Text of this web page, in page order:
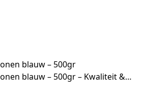
blauw – 500gr
blauw – 500gr – Kwaliteit &…